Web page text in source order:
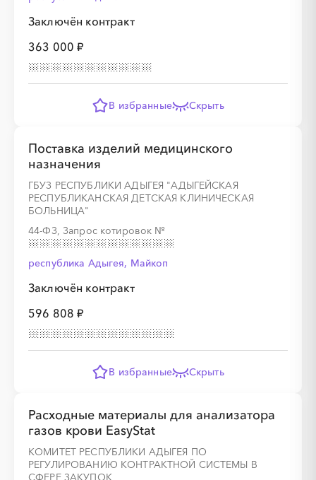
Заключён контракт
363 000 ₽
В избранные Скрыть
Поставка изделий медицинского
назначения
ГБУЗ РЕСПУБЛИКИ АДЫГЕЯ "АДЫГЕЙСКАЯ
РЕСПУБЛИКАНСКАЯ ДЕТСКАЯ КЛИНИЧЕСКАЯ
БОЛЬНИЦА"
44-ФЗ, Запрос котировок №
республика Адыгея, Майкоп
Заключён контракт
596 808 ₽
В избранные Скрыть
Расходные материалы для анализатора
газов крови EasyStat
КОМИТЕТ РЕСПУБЛИКИ АДЫГЕЯ ПО
РЕГУЛИРОВАНИЮ КОНТРАКТНОЙ СИСТЕМЫ В
СФЕРЕ ЗАКУПОК